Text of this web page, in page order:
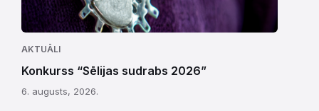
AKTUĀLI
Konkurss “Sēlijas sudrabs 2026”
6. augusts, 2026.